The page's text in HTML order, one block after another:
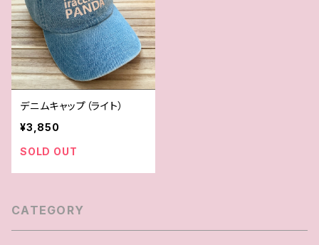
デニムキャップ（ライト）
¥3,850
SOLD OUT
CATEGORY